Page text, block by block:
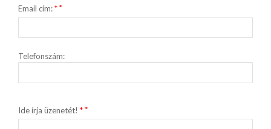
Email cím:*
Telefonszám:
Ide írja üzenetét! *